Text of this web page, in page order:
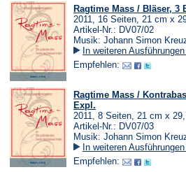
Ragtime Mass / Bläser, 3
2011, 16 Seiten, 21 cm x
Artikel-Nr.: DV07/02
Musik: Johann Simon
In weiteren
Empfehlen:
Ragtime Mass /
Expl.
2011, 8 Seiten, 21 cm x
Artikel-Nr.: DV07/03
Musik: Johann Simon
In weiteren
Empfehlen: